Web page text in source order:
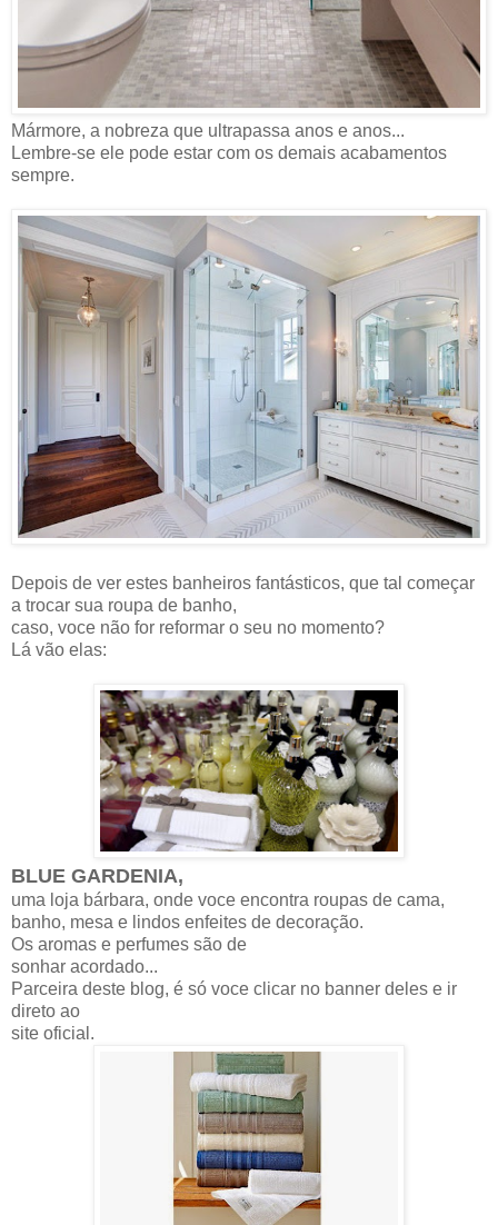
Mármore, a nobreza que ultrapassa anos e anos...
Lembre-se ele pode estar com os demais acabamentos
sempre.
Depois de ver estes banheiros fantásticos, que tal começar
a trocar sua roupa de banho,
caso, voce não for reformar o seu no momento?
Lá vão elas:
BLUE GARDENIA,
uma loja bárbara, onde voce encontra roupas de cama,
banho, mesa e lindos enfeites de decoração.
Os aromas e perfumes são de
sonhar acordado...
Parceira deste blog, é só voce clicar no banner deles e ir
direto ao
site oficial.